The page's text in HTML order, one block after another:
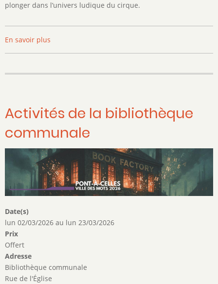
plonger dans l’univers ludique du cirque.
En savoir plus
Les
du
12
ans)
Activités de la bibliothèque
communale
Date(s)
lun 02/03/2026 au lun 23/03/2026
Prix
Offert
Adresse
Bibliothèque communale
Rue de l'Église